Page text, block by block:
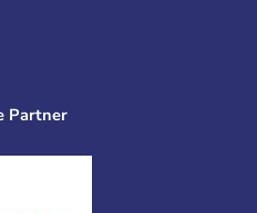
Partner